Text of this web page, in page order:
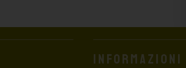
Informazioni